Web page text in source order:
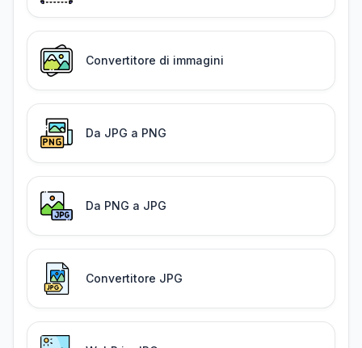
Convertitore di immagini
Da JPG a PNG
Da PNG a JPG
Convertitore JPG